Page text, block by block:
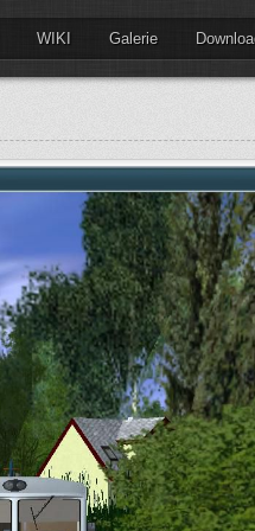
WIKI Galerie